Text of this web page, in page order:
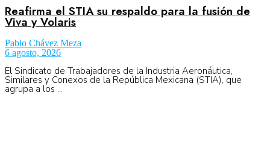
Organismos
Aeroespacial
Innovación
Reafirma el STIA su respaldo para la fusión de
Viva y Volaris
Pablo Chávez Meza
6 agosto, 2026
El Sindicato de Trabajadores de la Industria Aeronáutica,
Similares y Conexos de la República Mexicana (STIA), que
agrupa a los ...